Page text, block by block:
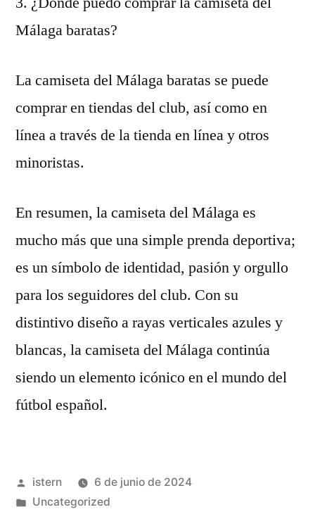
Málaga baratas?
La camiseta del Málaga baratas se puede
comprar en tiendas del club, así como en
línea a través de la tienda en línea y otros
minoristas.
En resumen, la camiseta del Málaga es
mucho más que una simple prenda deportiva;
es un símbolo de identidad, pasión y orgullo
para los seguidores del club. Con su
distintivo diseño a rayas verticales azules y
blancas, la camiseta del Málaga continúa
siendo un elemento icónico en el mundo del
fútbol español.
Publicado
por
istern
6 de junio de 2024
Publicado
Uncategorized